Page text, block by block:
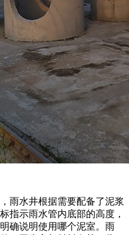
雨水井根据需要配备了泥浆
指示雨水管内底部的高度，
确说明使用哪个泥室。雨